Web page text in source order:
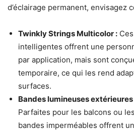
d’éclairage permanent, envisagez
Twinkly Strings Multicolor :
intelligentes offrent une
par application, mais sont
temporaire, ce qui les rend
surfaces.
Bandes lumineuses
Parfaites pour les balcons ou
bandes imperméables offrent